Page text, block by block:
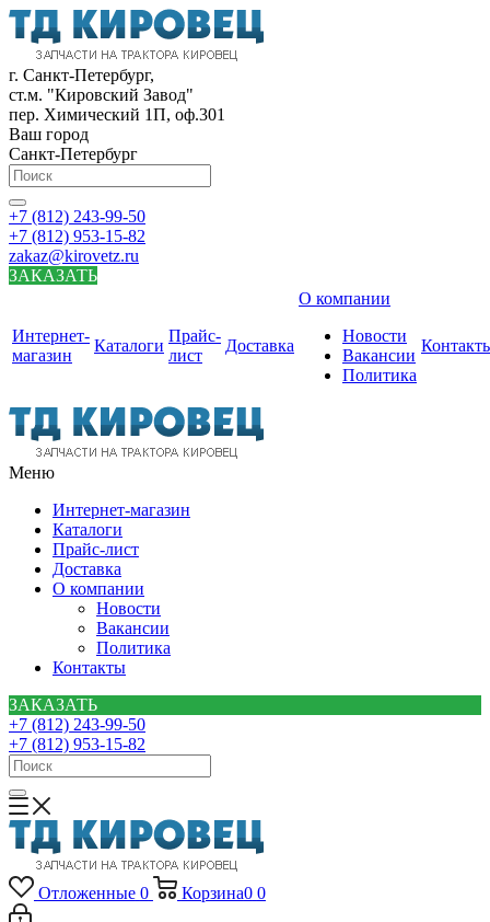
г. Санкт-Петербург,
ст.м. "Кировский Завод"
пер. Химический 1П, оф.301
Ваш город
Санкт-Петербург
+7 (812) 243-99-50
+7 (812) 953-15-82
zakaz@kirovetz.ru
ЗАКАЗАТЬ
Интернет-
магазин
Каталоги
Прайс-
лист
Доставка
О компании
Новости
Вакансии
Политика
Меню
Интернет-магазин
Каталоги
Прайс-лист
Доставка
О компании
Новости
Вакансии
Политика
Контакты
ЗАКАЗАТЬ
+7 (812) 243-99-50
+7 (812) 953-15-82
Отложенные 0 Корзина0 0